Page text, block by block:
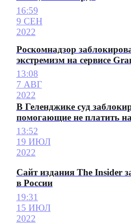
16:59
9 СЕН
2022
Роскомнадзор
экстремизм на сервисе
13:08
7 АВГ
2022
В Геленджике суд
помогающие не платить
13:52
19 ИЮЛ
2022
Сайт издания The Insider
в России
19:31
15 ИЮЛ
2022